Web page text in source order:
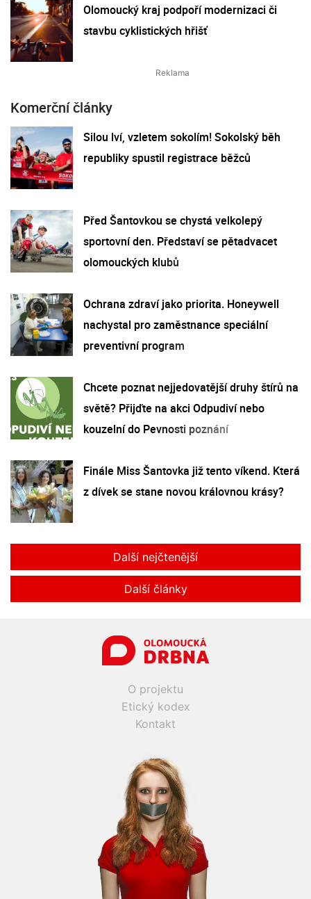
Olomoucký kraj podpoří modernizaci či
stavbu cyklistických hřišť
Komerční články
Silou lví, vzletem sokolím! Sokolský běh
republiky spustil registrace běžců
Před Šantovkou se chystá velkolepý
sportovní den. Představí se pětadvacet
olomouckých klubů
Ochrana zdraví jako priorita. Honeywell
nachystal pro zaměstnance speciální
preventivní program
Chcete poznat nejjedovatější druhy štírů na
světě? Přijďte na akci Odpudiví nebo
kouzelní do Pevnosti poznání
Finále Miss Šantovka již tento víkend. Která
z dívek se stane novou královnou krásy?
Další nejčtenější
Další články
O projektu
Etický kodex
Kontakt